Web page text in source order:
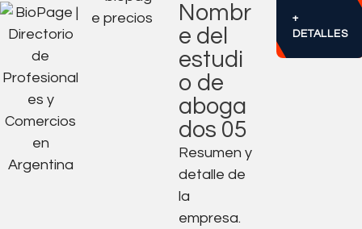
Nombr
e del
estudi
o de
aboga
dos 05
Resumen y
detalle de
la
empresa.
+
DETALLES